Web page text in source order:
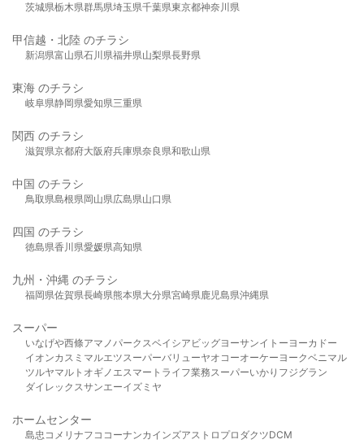
茨城県栃木県群馬県埼玉県千葉県東京都神奈川県
甲信越・北陸 のチラシ
新潟県富山県石川県福井県山梨県長野県
東海 のチラシ
岐阜県静岡県愛知県三重県
関西 のチラシ
滋賀県京都府大阪府兵庫県奈良県和歌山県
中国 のチラシ
鳥取県島根県岡山県広島県山口県
四国 のチラシ
徳島県香川県愛媛県高知県
九州・沖縄 のチラシ
福岡県佐賀県長崎県熊本県大分県宮崎県鹿児島県沖縄県
スーパー
いなげや西條アマノパークスベイシア ビッグヨーサンイトーヨーカドー
イオンカスミ マルエツスーパーバリューヤオコーオーケー ヨークベニマル
ツルヤマルト オギノ エスマート ライフ業務スーパーいかり フジグラン
ダイレックスサンエーイズミヤ
ホームセンター
島忠 コメリ ナフコ コーナンカインズアストロプロダクツDCM